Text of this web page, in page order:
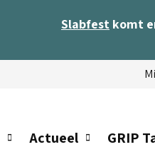
Slabfestkomt
Actueel GRIP